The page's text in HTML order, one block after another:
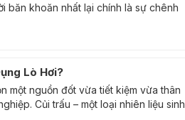
băn khoăn nhất lại chính là sự chênh
Lò Hơi?
một nguồn đốt vừa tiết kiệm vừa thân
Củi trấu – một loại nhiên liệu sinh